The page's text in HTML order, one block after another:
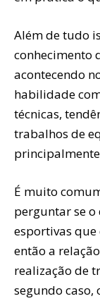
Além de tudo
conhecimento
acontecendo
habilidade
técnicas,
trabalhos de
É muito
perguntar se
esportivas
então a
realização de
segundo caso,